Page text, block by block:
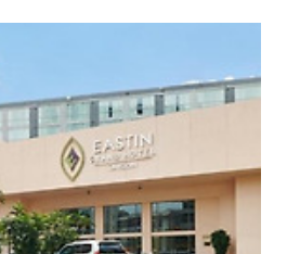
리 사이공의 객실을 예약해 호치민 도
도심 한가운데 있는 더 레버리 사이공
하루를 시작할 수 있어 시간을 절약하고
레버리 사이공의 ..